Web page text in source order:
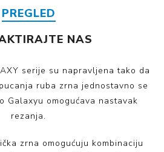
PREGLED
NAS
serije su napravljena tako da
ruba zrna jednostavno se
Galaxyu omogućava nastavak
rezanja.
zrna omogućuju kombinaciju